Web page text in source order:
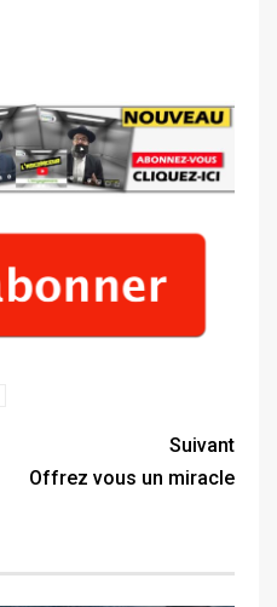
Suivant
Offrez vous un miracle